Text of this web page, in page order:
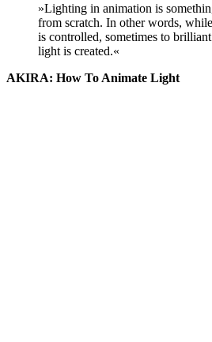
»Lighting in animation is
from scratch. In other words,
is controlled, sometimes to
light is created.«
AKIRA: How To Animate Light